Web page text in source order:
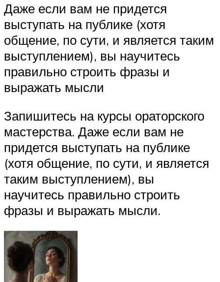
Даже если вам не придется
выступать на публике (хотя
общение, по сути, и является таким
выступлением), вы научитесь
правильно строить фразы и
выражать мысли
Запишитесь на курсы ораторского
мастерства. Даже если вам не
придется выступать на публике
(хотя общение, по сути, и является
таким выступлением), вы
научитесь правильно строить
фразы и выражать мысли.